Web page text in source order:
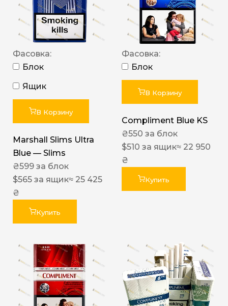
Фасовка:
Блок
Ящик
В Корзину
Marshall Slims Ultra
Blue — Slims
₴599 за блок
$565 за ящик≈ 25 425
₴
Купить
Фасовка:
Блок
В Корзину
Compliment Blue KS
₴550 за блок
$510 за ящик≈ 22 950
₴
Купить